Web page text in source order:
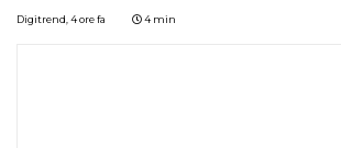
Digitrend,4 ore fa 4 min